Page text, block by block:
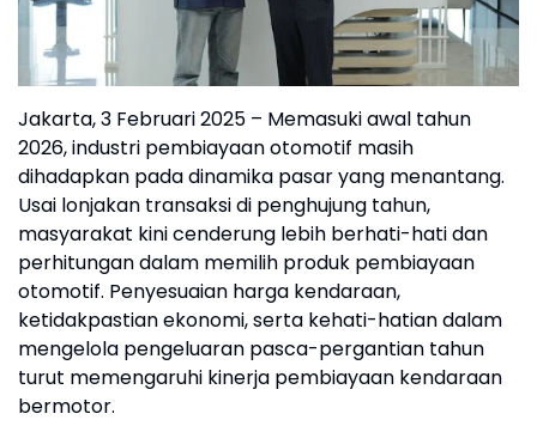
Jakarta, 3 Februari 2025 – Memasuki awal tahun
2026, industri pembiayaan otomotif masih
dihadapkan pada dinamika pasar yang menantang.
Usai lonjakan transaksi di penghujung tahun,
masyarakat kini cenderung lebih berhati-hati dan
perhitungan dalam memilih produk pembiayaan
otomotif. Penyesuaian harga kendaraan,
ketidakpastian ekonomi, serta kehati-hatian dalam
mengelola pengeluaran pasca-pergantian tahun
turut memengaruhi kinerja pembiayaan kendaraan
bermotor.